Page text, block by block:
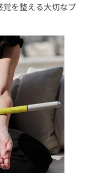
を整える大切なプ